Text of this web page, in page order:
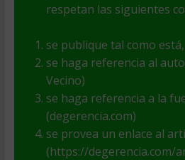
respetan las siguientes
se publique tal como
se haga referencia al
Vecino)
se haga referencia a la
(degerencia.com)
se provea un enlace al
(https://degerencia.com/